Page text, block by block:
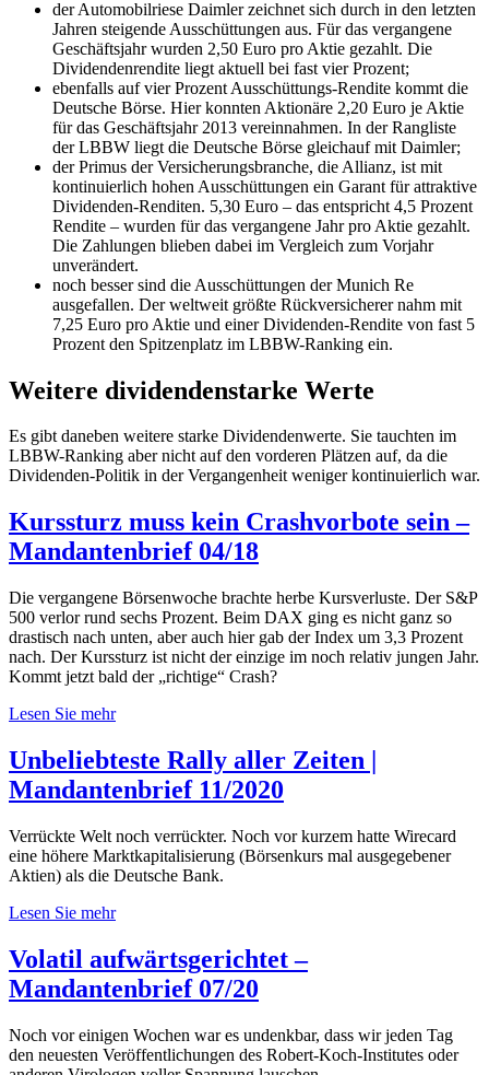
der Automobilriese Daimler zeichnet sich durch in den letzten
Jahren steigende Ausschüttungen aus. Für das vergangene
Geschäftsjahr wurden 2,50 Euro pro Aktie gezahlt. Die
Dividendenrendite liegt aktuell bei fast vier Prozent;
ebenfalls auf vier Prozent Ausschüttungs-Rendite kommt die
Deutsche Börse. Hier konnten Aktionäre 2,20 Euro je Aktie
für das Geschäftsjahr 2013 vereinnahmen. In der Rangliste
der LBBW liegt die Deutsche Börse gleichauf mit Daimler;
der Primus der Versicherungsbranche, die Allianz, ist mit
kontinuierlich hohen Ausschüttungen ein Garant für attraktive
Dividenden-Renditen. 5,30 Euro – das entspricht 4,5 Prozent
Rendite – wurden für das vergangene Jahr pro Aktie gezahlt.
Die Zahlungen blieben dabei im Vergleich zum Vorjahr
unverändert.
noch besser sind die Ausschüttungen der Munich Re
ausgefallen. Der weltweit größte Rückversicherer nahm mit
7,25 Euro pro Aktie und einer Dividenden-Rendite von fast 5
Prozent den Spitzenplatz im LBBW-Ranking ein.
Weitere dividendenstarke Werte
Es gibt daneben weitere starke Dividendenwerte. Sie tauchten im
LBBW-Ranking aber nicht auf den vorderen Plätzen auf, da die
Dividenden-Politik in der Vergangenheit weniger kontinuierlich war.
Kurssturz muss kein Crashvorbote sein –
Mandantenbrief 04/18
Die vergangene Börsenwoche brachte herbe Kursverluste. Der S&P
500 verlor rund sechs Prozent. Beim DAX ging es nicht ganz so
drastisch nach unten, aber auch hier gab der Index um 3,3 Prozent
nach. Der Kurssturz ist nicht der einzige im noch relativ jungen Jahr.
Kommt jetzt bald der „richtige“ Crash?
Lesen Sie mehr
Unbeliebteste Rally aller Zeiten |
Mandantenbrief 11/2020
Verrückte Welt noch verrückter. Noch vor kurzem hatte Wirecard
eine höhere Marktkapitalisierung (Börsenkurs mal ausgegebener
Aktien) als die Deutsche Bank.
Lesen Sie mehr
Volatil aufwärtsgerichtet –
Mandantenbrief 07/20
Noch vor einigen Wochen war es undenkbar, dass wir jeden Tag
den neuesten Veröffentlichungen des Robert-Koch-Institutes oder